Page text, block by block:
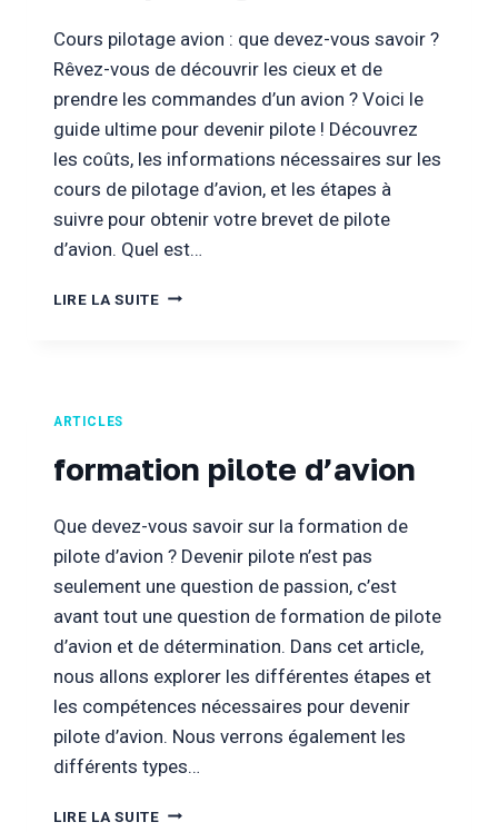
Cours pilotage avion : que devez-vous savoir ?
Rêvez-vous de découvrir les cieux et de
prendre les commandes d’un avion ? Voici le
guide ultime pour devenir pilote ! Découvrez
les coûts, les informations nécessaires sur les
cours de pilotage d’avion, et les étapes à
suivre pour obtenir votre brevet de pilote
d’avion. Quel est…
LIRE LA SUITECOURS
ARTICLES
formation pilote d’avion
Que devez-vous savoir sur la formation de
pilote d’avion ? Devenir pilote n’est pas
seulement une question de passion, c’est
avant tout une question de formation de pilote
d’avion et de détermination. Dans cet article,
nous allons explorer les différentes étapes et
les compétences nécessaires pour devenir
pilote d’avion. Nous verrons également les
différents types…
LIRE LA SUITEFORMATION